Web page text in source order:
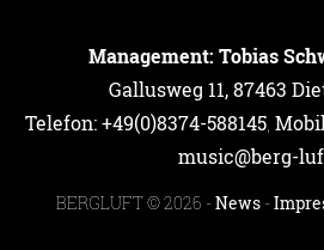
Management: Tobias
Gallusweg 11, 87463
Telefon: +49(0)8374-588145
music@berg-
BERGLUFT © 2026 -News -